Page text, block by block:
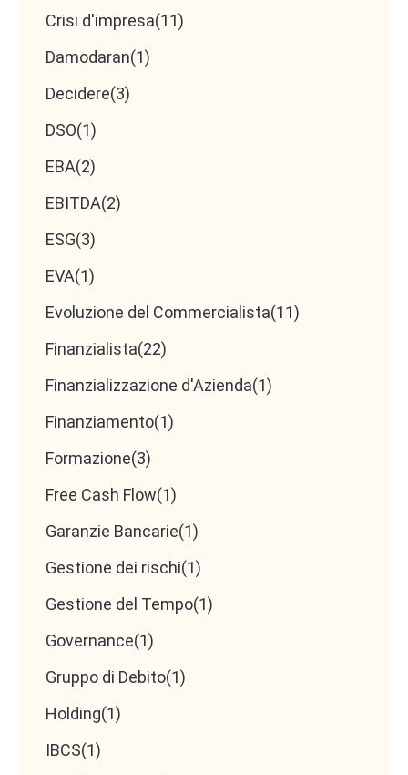
Crisi d'impresa(11)
Damodaran(1)
Decidere(3)
DSO(1)
EBA(2)
EBITDA(2)
ESG(3)
EVA(1)
Evoluzione del Commercialista(11)
Finanzialista(22)
Finanzializzazione d'Azienda(1)
Finanziamento(1)
Formazione(3)
Free Cash Flow(1)
Garanzie Bancarie(1)
Gestione dei rischi(1)
Gestione del Tempo(1)
Governance(1)
Gruppo di Debito(1)
Holding(1)
IBCS(1)